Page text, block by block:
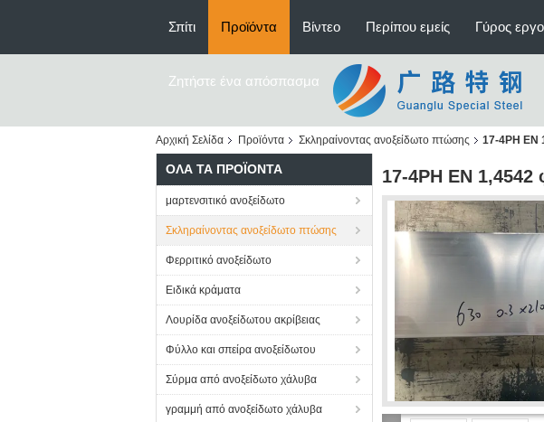
Σπίτι Προϊόντα Βίντεο Περίπου εμείς Γύρος
Ζητήστε ένα απόσπασμα
Αρχική Σελίδα Προϊόντα Σκληραίνοντας ανοξείδωτο πτώσης 17-4PH EN
ΌΛΑ ΤΑ ΠΡΟΪΌΝΤΑ
μαρτενσιτικό ανοξείδωτο
Σκληραίνοντας ανοξείδωτο πτώσης
Φερριτικό ανοξείδωτο
Ειδικά κράματα
Λουρίδα ανοξείδωτου ακρίβειας
Φύλλο και σπείρα ανοξείδωτου
Σύρμα από ανοξείδωτο χάλυβα
γραμμή από ανοξείδωτο χάλυβα
17-4PH EN 1,4542